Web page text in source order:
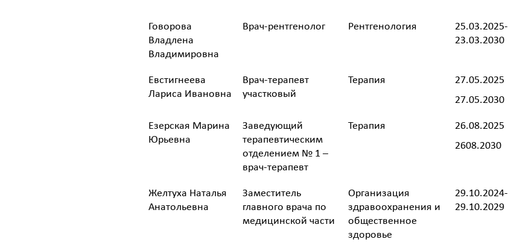
Говорова
Владлена
Владимировна
Врач-рентгенолог Рентгенология
25.03.2025-
23.03.2030
Евстигнеева
Лариса Ивановна
Врач-терапевт
участковый
Терапия
27.05.2025
27.05.2030
Езерская Марина
Юрьевна
Заведующий
терапевтическим
отделением № 1 –
врач-терапевт
Терапия
26.08.2025
2608.2030
Желтуха Наталья
Анатольевна
Заместитель
главного врача по
медицинской части
Организация
здравоохранения и
общественное
здоровье
29.10.2024-
29.10.2029